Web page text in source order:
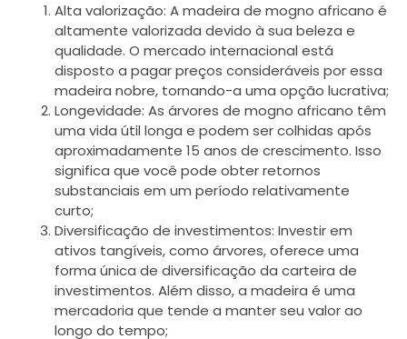
Alta valorização: A madeira de mogno africano é
altamente valorizada devido à sua beleza e
qualidade. O mercado internacional está
disposto a pagar preços consideráveis por essa
madeira nobre, tornando-a uma opção lucrativa;
Longevidade: As árvores de mogno africano têm
uma vida útil longa e podem ser colhidas após
aproximadamente 15 anos de crescimento. Isso
significa que você pode obter retornos
substanciais em um período relativamente
curto;
Diversificação de investimentos: Investir em
ativos tangíveis, como árvores, oferece uma
forma única de diversificação da carteira de
investimentos. Além disso, a madeira é uma
mercadoria que tende a manter seu valor ao
longo do tempo;